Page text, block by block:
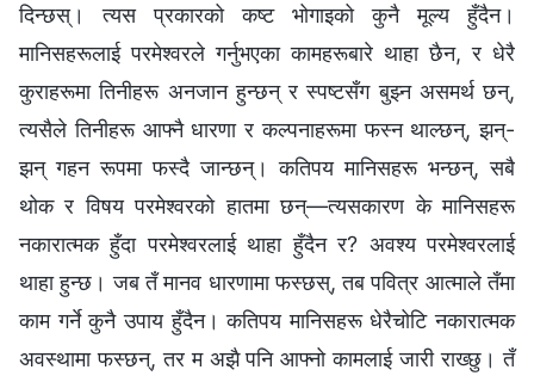
दिन्छस्। त्यस प्रकारको कष्ट भोगाइको कुनै मूल्य हुँदैन।
मानिसहरूलाई परमेश्‍वरले गर्नुभएका कामहरूबारे थाहा छैन, र धेरै
कुराहरूमा तिनीहरू अनजान हुन्छन् र स्पष्टसँग बुझ्न असमर्थ छन्,
त्यसैले तिनीहरू आफ्नै धारणा र कल्पनाहरूमा फस्न थाल्छन्, झन्-
झन् गहन रूपमा फस्दै जान्छन्। कतिपय मानिसहरू भन्छन्, सबै
थोक र विषय परमेश्‍वरको हातमा छन्—त्यसकारण के मानिसहरू
नकारात्मक हुँदा परमेश्‍वरलाई थाहा हुँदैन र? अवश्य परमेश्‍वरलाई
थाहा हुन्छ। जब तँ मानव धारणामा फस्छस्, तब पवित्र आत्माले तँमा
काम गर्ने कुनै उपाय हुँदैन। कतिपय मानिसहरू धेरैचोटि नकारात्मक
अवस्थामा फस्छन्, तर म अझै पनि आफ्नो कामलाई जारी राख्छु। तँ